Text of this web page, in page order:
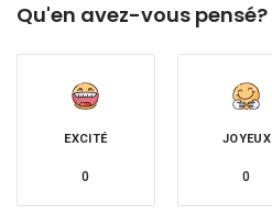
Qu'en avez-vous pensé?
EXCITÉ
0
JOYEUX
0